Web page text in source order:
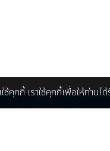
ช้คุกกี้ เราใช้คุกกี้เพื่อให้ท่า